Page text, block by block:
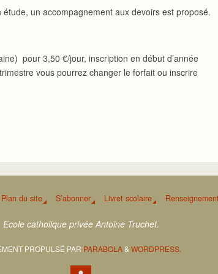
un accompagnement aux devoirs est proposé.
pour 3,50 €/jour, inscription en début d’année
vous pourrez changer le forfait ou inscrire
Plan du site S’abonner Livret scolaire
Ecole catholique privée Antoine Truchet.
PROPULSÉ PAR PARABOLA& WORDPRESS.